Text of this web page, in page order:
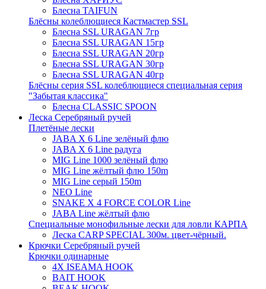
Блесна TAIFUN
Блёсны колеблющиеся Кастмастер SSL
Блесна SSL URAGAN 7гр
Блесна SSL URAGAN 15гр
Блесна SSL URAGAN 20гр
Блесна SSL URAGAN 30гр
Блесна SSL URAGAN 40гр
Блёсны серия SSL колеблющиеся специальная серия
"Забытая классика"
Блесна CLASSIC SPOON
Леска Серебряный ручей
Плетёные лески
JABA X 6 Line зелёный флю
JABA X 6 Line радуга
MIG Line 1000 зелёный флю
MIG Line жёлтый флю 150m
MIG Line серый 150m
NEO Line
SNAKE X 4 FORCE COLOR Line
JABA Line жёлтый флю
Специальные монофильные лески для ловли КАРПА
Леска CARP SPECIAL 300м. цвет-чёрный.
Крючки Серебряный ручей
Крючки одинарные
4X ISEAMA HOOK
BAIT HOOK